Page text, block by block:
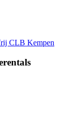
CLB Kempen